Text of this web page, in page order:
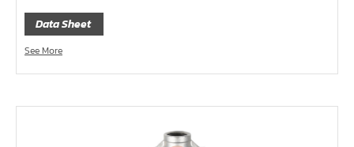
หน้าแปลนเหล็กคอสูง JEF WNRF PN40
หน้าแปลนเหล็กคอสูง JEF WNRF PN16
หน้าแปลนเหล็กคอสูง JEF WNRF 150P
หน้าแปลนเหล็กบอด JEF 150P RF ชุบกัลวาไนซ์
หน้าแปลนเชื่อมเหล็กบอด JEF 150P RF
Data Sheet
See More